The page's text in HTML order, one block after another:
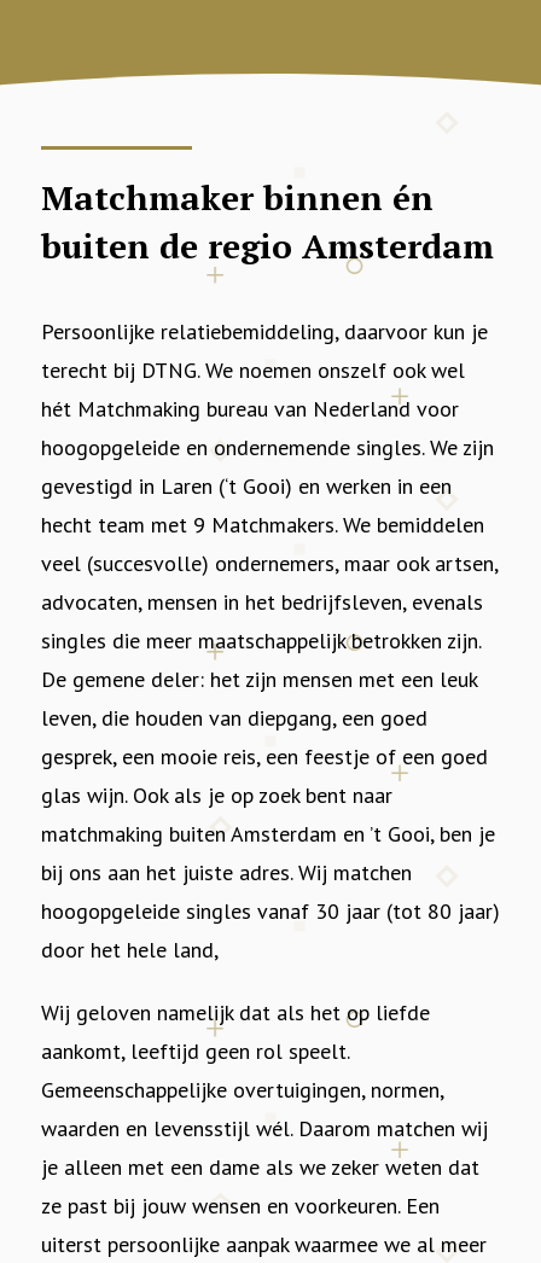
Matchmaker binnen én
buiten de regio Amsterdam
Persoonlijke relatiebemiddeling, daarvoor kun je
terecht bij DTNG. We noemen onszelf ook wel
hét Matchmaking bureau van Nederland voor
hoogopgeleide en ondernemende singles. We zijn
gevestigd in Laren (‘t Gooi) en werken in een
hecht team met 9 Matchmakers. We bemiddelen
veel (succesvolle) ondernemers, maar ook artsen,
advocaten, mensen in het bedrijfsleven, evenals
singles die meer maatschappelijk betrokken zijn.
De gemene deler: het zijn mensen met een leuk
leven, die houden van diepgang, een goed
gesprek, een mooie reis, een feestje of een goed
glas wijn. Ook als je op zoek bent naar
matchmaking buiten Amsterdam en ’t Gooi, ben je
bij ons aan het juiste adres. Wij matchen
hoogopgeleide singles vanaf 30 jaar (tot 80 jaar)
door het hele land,
Wij geloven namelijk dat als het op liefde
aankomt, leeftijd geen rol speelt.
Gemeenschappelijke overtuigingen, normen,
waarden en levensstijl wél. Daarom matchen wij
je alleen met een dame als we zeker weten dat
ze past bij jouw wensen en voorkeuren. Een
uiterst persoonlijke aanpak waarmee we al meer